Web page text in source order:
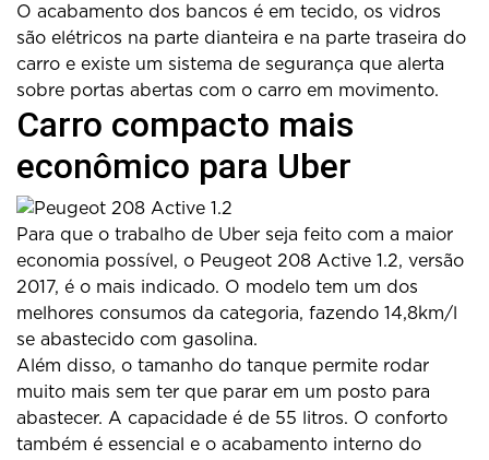
O acabamento dos bancos é em tecido, os vidros
são elétricos na parte dianteira e na parte traseira do
carro e existe um sistema de segurança que alerta
sobre portas abertas com o carro em movimento.
Carro compacto mais
econômico para Uber
Para que o trabalho de Uber seja feito com a maior
economia possível, o Peugeot 208 Active 1.2, versão
2017, é o mais indicado. O modelo tem um dos
melhores consumos da categoria, fazendo 14,8km/l
se abastecido com gasolina.
Além disso, o tamanho do tanque permite rodar
muito mais sem ter que parar em um posto para
abastecer. A capacidade é de 55 litros. O conforto
também é essencial e o acabamento interno do